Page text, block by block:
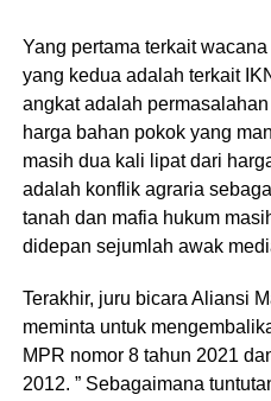
Yang pertama terkait
yang kedua adalah terkait
angkat adalah
harga bahan pokok yang
masih dua kali lipat dari
adalah konflik agraria
tanah dan mafia hukum
didepan sejumlah awak
Terakhir, juru bicara Aliansi
meminta untuk
MPR nomor 8 tahun 2021
2012. ” Sebagaimana